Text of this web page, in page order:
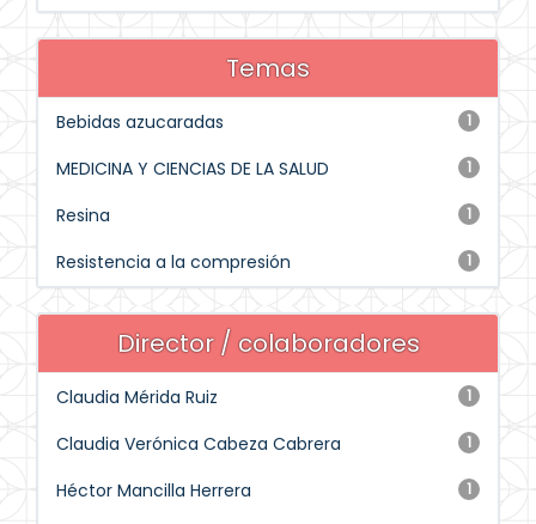
Temas
1
Bebidas azucaradas
1
MEDICINA Y CIENCIAS DE LA SALUD
1
Resina
1
Resistencia a la compresión
Director / colaboradores
1
Claudia Mérida Ruiz
1
Claudia Verónica Cabeza Cabrera
1
Héctor Mancilla Herrera